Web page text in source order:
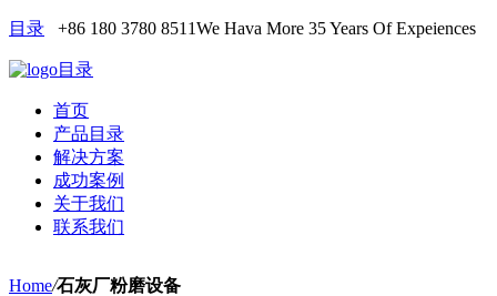
目录 +86 180 3780 8511We Hava More 35 Years Of Expeiences
目录
首页
产品目录
解决方案
成功案例
关于我们
联系我们
Home/石灰厂粉磨设备